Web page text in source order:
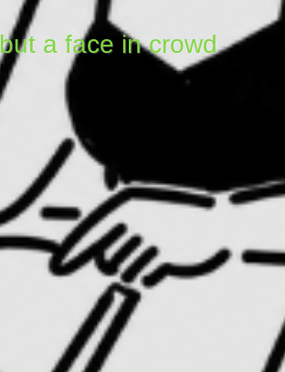
a face in crowd